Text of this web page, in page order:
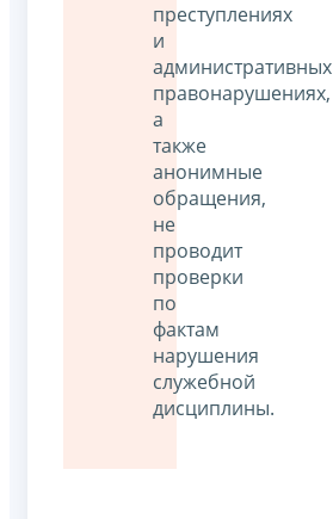
преступлениях
и
административных
правонарушениях,
а
также
анонимные
обращения,
не
проводит
проверки
по
фактам
нарушения
служебной
дисциплины.